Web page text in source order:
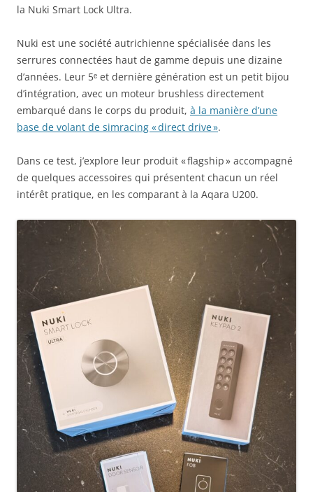
la Nuki Smart Lock Ultra.
Nuki est une société autrichienne spécialisée dans les
serrures connectées haut de gamme depuis une dizaine
d’années. Leur 5ᵉ et dernière génération est un petit bijou
d’intégration, avec un moteur brushless directement
embarqué dans le corps du produit, à la manière d’une
base de volant de simracing « direct drive ».
Dans ce test, j’explore leur produit « flagship » accompagné
de quelques accessoires qui présentent chacun un réel
intérêt pratique, en les comparant à la Aqara U200.